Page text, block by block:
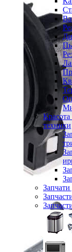
Красота
техники
Запчати